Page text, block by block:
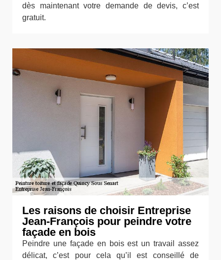
dès maintenant votre demande de devis, c’est
gratuit.
Les raisons de choisir Entreprise
Jean-François pour peindre votre
façade en bois
Peindre une façade en bois est un travail assez
délicat, c’est pour cela qu’il est conseillé de